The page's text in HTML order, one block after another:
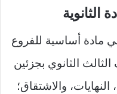
الثانوية
مادة أساسية للفروع
الثانوي بجزئين
النهايات، والاشتقاق؛